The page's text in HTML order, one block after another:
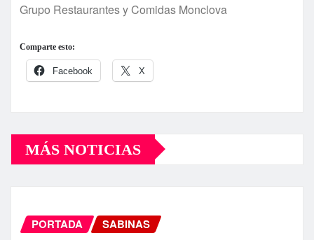
Grupo Restaurantes y Comidas Monclova
Comparte esto:
Facebook X
MÁS NOTICIAS
PORTADA SABINAS